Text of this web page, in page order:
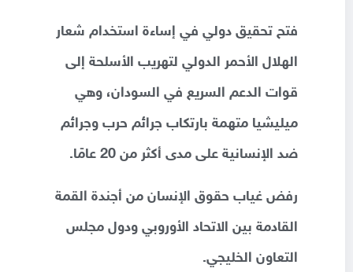
فتح تحقيق دولي في إساءة استخدام شعار
الهلال الأحمر الدولي لتهريب الأسلحة إلى
قوات الدعم السريع في السودان، وهي
ميليشيا متهمة بارتكاب جرائم حرب وجرائم
ضد الإنسانية على مدى أكثر من 20 عامًا.
رفض غياب حقوق الإنسان من أجندة القمة
القادمة بين الاتحاد الأوروبي ودول مجلس
التعاون الخليجي.